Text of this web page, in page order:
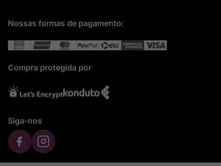
Nossas formas de pagamento:
Compra protegida por
Siga-nos